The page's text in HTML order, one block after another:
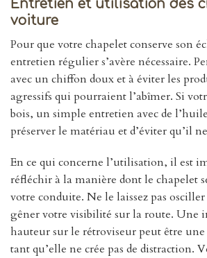
Entretien et utilisation des
voiture
Pour que votre chapelet conserve son
entretien régulier s’avère nécessaire.
avec un chiffon doux et à éviter les
agressifs qui pourraient l’abîmer. Si
bois, un simple entretien avec de
préserver le matériau et d’éviter qu’il ne
En ce qui concerne l’utilisation, il est
réfléchir à la manière dont le chapelet
votre conduite. Ne le laissez pas
gêner votre visibilité sur la route. Une
hauteur sur le rétroviseur peut être
tant qu’elle ne crée pas de distraction.